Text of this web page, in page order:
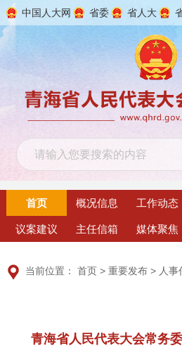
中国人大网 省委 省人大
首页 概况信息 工作动态
议案建议 主任信箱 媒体聚焦
当前位置：首页 >重要发布 > 人事
青海省人民代表大会常务